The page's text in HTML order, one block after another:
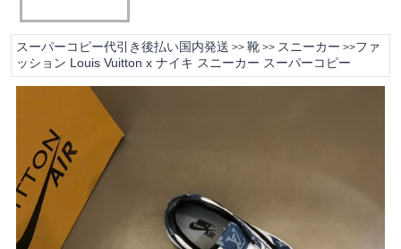
スーパーコピー代引き後払い国内発送 >> 靴>> スニーカー >>ファ
ッション Louis Vuitton x ナイキ スニーカー スーパーコピー